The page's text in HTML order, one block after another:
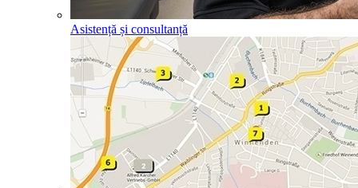
Asistență și consultanță